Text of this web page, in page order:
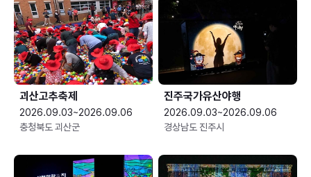
괴산고추축제
2026.09.03~2026.09.06
충청북도 괴산군
진주국가유산야행
2026.09.03~2026.09.06
경상남도 진주시